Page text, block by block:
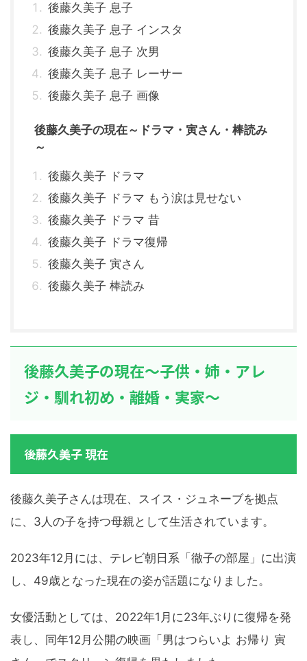
後藤久美子 息子
後藤久美子 息子 インスタ
後藤久美子 息子 次男
後藤久美子 息子 レーサー
後藤久美子 息子 画像
後藤久美子の現在～ドラマ・寅さん・棒読み
～
後藤久美子 ドラマ
後藤久美子 ドラマ もう涙は見せない
後藤久美子 ドラマ 昔
後藤久美子 ドラマ復帰
後藤久美子 寅さん
後藤久美子 棒読み
後藤久美子の現在～子供・姉・アレ
ジ・馴れ初め・離婚・実家～
後藤久美子 現在
後藤久美子さんは現在、スイス・ジュネーブを拠点
に、3人の子を持つ母親として生活されています。
2023年12月には、テレビ朝日系「徹子の部屋」に出演
し、49歳となった現在の姿が話題になりました。
女優活動としては、2022年1月に23年ぶりに復帰を発
表し、同年12月公開の映画「男はつらいよ お帰り 寅